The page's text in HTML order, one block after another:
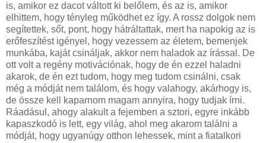
is, amikor ez dacot váltott ki belőlem, és az is, amikor
elhittem, hogy tényleg működhet ez így. A rossz dolgok nem
segítettek, sőt, pont, hogy hátráltattak, mert ha napokig az is
erőfeszítést igényel, hogy vezessem az életem, bemenjek
munkába, kaját csináljak, akkor nem haladok az írással. De
ott volt a regény motivációnak, hogy de én ezzel haladni
akarok, de én ezt tudom, hogy meg tudom csinálni, csak
még a módját nem találom, és hogy valahogy, akárhogy is,
de össze kell kaparnom magam annyira, hogy tudjak írni.
Ráadásul, ahogy alakult a fejemben a sztori, egyre inkább
kapaszkodó is lett, egy világ, ahol meg akarom találni a
módját, hogy ugyanúgy otthon lehessek, mint a fiatalkori